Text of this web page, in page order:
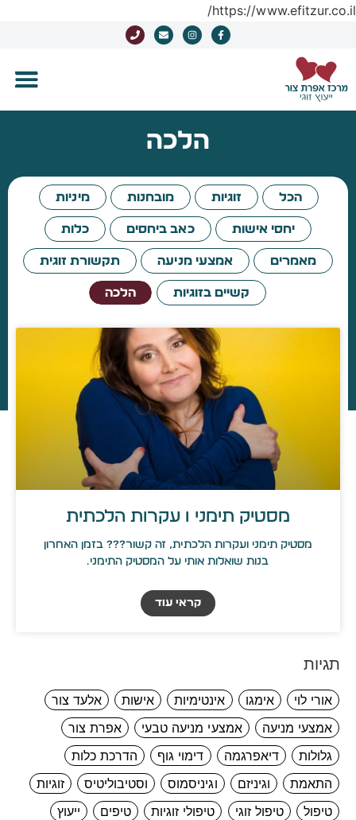
https://www.efitzur.co.il/
הלכה
הכל זוגיות מובחנות מיניות
יחסי אישות כאב ביחסים כלות
מאמרים אמצעי מניעה תקשורת זוגית
קשיים בזוגיות הלכה
מסטיק תימני ו עקרות הלכתית
מסטיק תימני ועקרות הלכתית, זה קשור??? בזמן האחרון
בנות שואלות אותי על המסטיק התימני.
קראי עוד
תגיות
אורי לוי אימגו אינטימיות אישות
אלעד צור
אמצעי מניעה
אמצעי מניעה טבעי
אפרת צור
גלולות
דיאפרגמה דימוי גוף
הדרכת כלות
התאמת
וגיניזם וגיניסמוס וסטיבוליטיס
זוגיות
טיפול
טיפול זוגי טיפולי זוגיות טיפים
ייעוץ